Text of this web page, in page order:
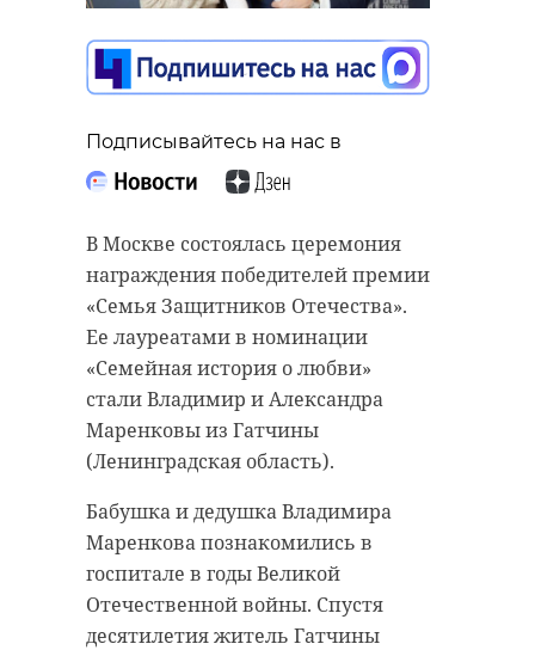
Подписывайтесь на нас в
В Москве состоялась церемония
награждения победителей премии
«Семья Защитников Отечества».
Ее лауреатами в номинации
«Семейная история о любви»
стали Владимир и Александра
Маренковы из Гатчины
(Ленинградская область).
Бабушка и дедушка Владимира
Маренкова познакомились в
госпитале в годы Великой
Отечественной войны. Спустя
десятилетия житель Гатчины
Петербурге
пострадал
полицейский
06 декабря 2024, 06:50
Подписывайтесь на нас в
В четверг, 5 декабря, в
Приморском районе Санкт-
Петербурга сотрудники
Госавтоинспекции с погоней и
стрельбой задерживали пьяного
водителя «Вольво». Во время
преследования нарушитель
наехал на одного из
правоохранителей.
Подписывайтесь на нас в
При выполнении боевых задач на
территории Белгородской области
героически погиб рядовой из
Тихвинского района Даниил
Максимович Королев. Житель
Ленинградской области проявил
подлинное мужество и оставался
до конца верным присяге.
Даниил Королев погиб в ноябре
2024 года, - рассказали в
администрации Шугозерского
сельского поселения. Он был
рядовым контрактной службы.